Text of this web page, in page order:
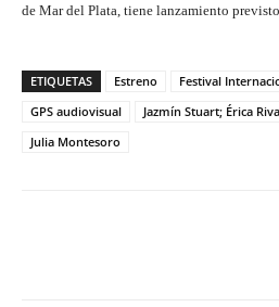
de Mar del Plata, tiene lanzamiento
ETIQUETAS Estreno
Festival
GPS audiovisual
Jazmín Stuart; Érica
Julia Montesoro